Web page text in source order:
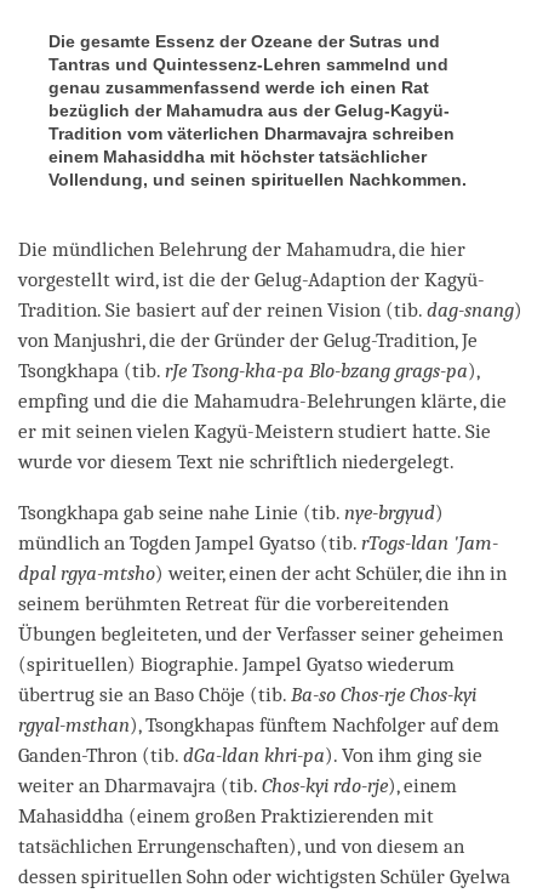
Die gesamte Essenz der Ozeane der Sutras und
Tantras und Quintessenz-Lehren sammelnd und
genau zusammenfassend werde ich einen Rat
bezüglich der Mahamudra aus der Gelug-Kagyü-
Tradition vom väterlichen Dharmavajra schreiben
einem Mahasiddha mit höchster tatsächlicher
Vollendung, und seinen spirituellen Nachkommen.
Die mündlichen Belehrung der Mahamudra, die hier
vorgestellt wird, ist die der Gelug-Adaption der Kagyü-
Tradition. Sie basiert auf der reinen Vision (tib. dag-snang)
von Manjushri, die der Gründer der Gelug-Tradition, Je
Tsongkhapa (tib. rJe Tsong-kha-pa Blo-bzang grags-pa),
empfing und die die Mahamudra-Belehrungen klärte, die
er mit seinen vielen Kagyü-Meistern studiert hatte. Sie
wurde vor diesem Text nie schriftlich niedergelegt.
Tsongkhapa gab seine nahe Linie (tib. nye-brgyud)
mündlich an Togden Jampel Gyatso (tib. rTogs-ldan 'Jam-
dpal rgya-mtsho) weiter, einen der acht Schüler, die ihn in
seinem berühmten Retreat für die vorbereitenden
Übungen begleiteten, und der Verfasser seiner geheimen
(spirituellen) Biographie. Jampel Gyatso wiederum
übertrug sie an Baso Chöje (tib. Ba-so Chos-rje Chos-kyi
rgyal-msthan), Tsongkhapas fünftem Nachfolger auf dem
Ganden-Thron (tib. dGa-ldan khri-pa). Von ihm ging sie
weiter an Dharmavajra (tib. Chos-kyi rdo-rje), einem
Mahasiddha (einem großen Praktizierenden mit
tatsächlichen Errungenschaften), und von diesem an
dessen spirituellen Sohn oder wichtigsten Schüler Gyelwa